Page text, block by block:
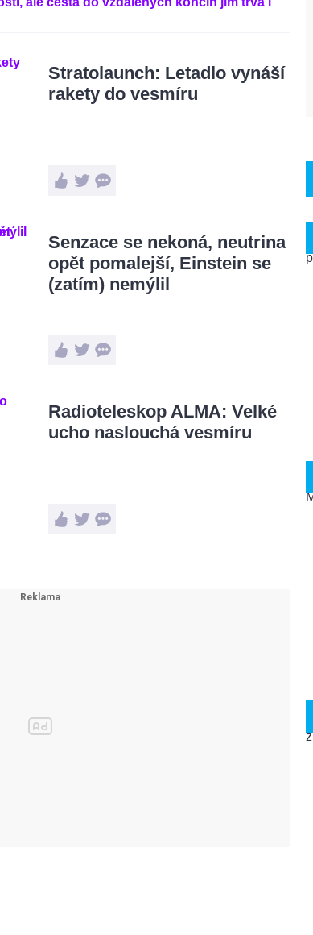
Stratolaunch: Letadlo vynáší
rakety do vesmíru
Senzace se nekoná, neutrina
opět pomalejší, Einstein se
(zatím) nemýlil
Radioteleskop ALMA: Velké
ucho naslouchá vesmíru